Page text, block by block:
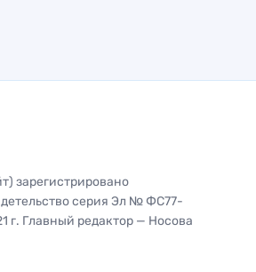
зарегистрировано
серия Эл № ФС77-
г. Главный редактор — Носова